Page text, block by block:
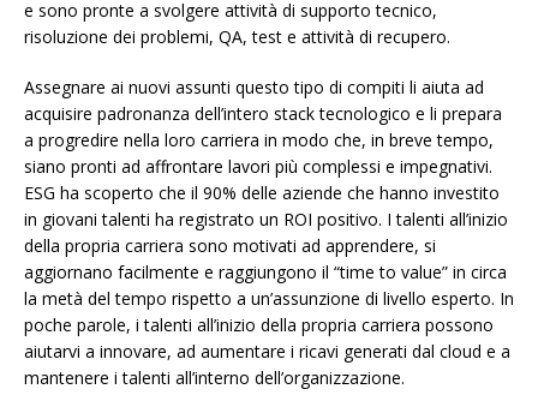
e sono pronte a svolgere attività di supporto tecnico,
risoluzione dei problemi, QA, test e attività di recupero.
Assegnare ai nuovi assunti questo tipo di compiti li aiuta ad
acquisire padronanza dell’intero stack tecnologico e li prepara
a progredire nella loro carriera in modo che, in breve tempo,
siano pronti ad affrontare lavori più complessi e impegnativi.
ESG ha scoperto che il 90% delle aziende che hanno investito
in giovani talenti ha registrato un ROI positivo. I talenti all’inizio
della propria carriera sono motivati ad apprendere, si
aggiornano facilmente e raggiungono il “time to value” in circa
la metà del tempo rispetto a un’assunzione di livello esperto. In
poche parole, i talenti all’inizio della propria carriera possono
aiutarvi a innovare, ad aumentare i ricavi generati dal cloud e a
mantenere i talenti all’interno dell’organizzazione.